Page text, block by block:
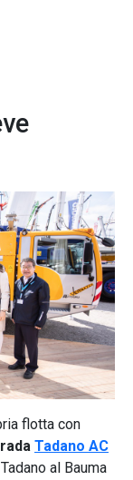
flotta con
Tadano AC
al Bauma